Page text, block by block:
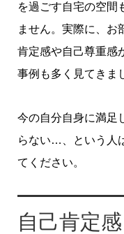
を過ごす自宅の空間
ません。実際に、お
肯定感や自己尊重感
事例も多く見てきま
今の自分自身に満足
らない…、という人
てください。
自己肯定